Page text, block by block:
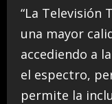
“La Televisión
una mayor
accediendo a
el espectro,
permite la